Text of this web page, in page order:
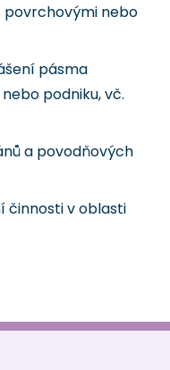
povrchovými nebo
pásma
podniku, vč.
a povodňových
činnosti v oblasti